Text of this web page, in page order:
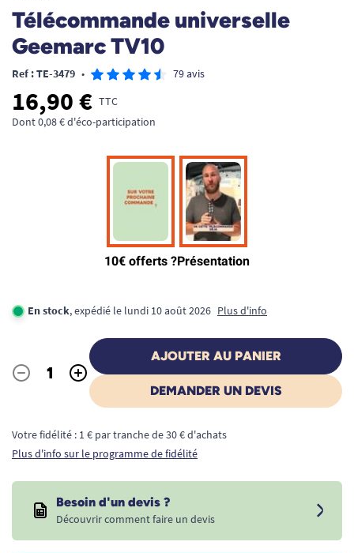
Télécommande universelle
Geemarc TV10
Ref : TE-3479 • 79 avis
16,90 € TTC
Dont 0,08 € d'éco-participation
En stock, expédié le lundi 10 août 2026 Plus d'info
Quantité
- +
AJOUTER AU PANIER
DEMANDER UN DEVIS
Votre fidélité : 1 € par tranche de 30 € d'achats
Plus d'info sur le programme de fidélité
Besoin d'un devis ?
Découvrir comment faire un devis